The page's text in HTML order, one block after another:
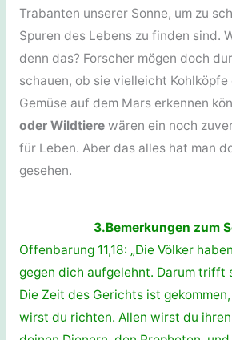
Trabanten unserer Sonne, um zu
Spuren des Lebens zu finden sind.
denn das? Forscher mögen doch
schauen, ob sie vielleicht
Gemüse auf dem Mars erkennen
oder Wildtierewären ein noch
für Leben. Aber das alles hat man
gesehen.
3.Bemerkungen zum
Offenbarung 11,18: „Die Völker
gegen dich aufgelehnt. Darum trifft
Die Zeit des Gerichts ist
wirst du richten. Allen wirst du